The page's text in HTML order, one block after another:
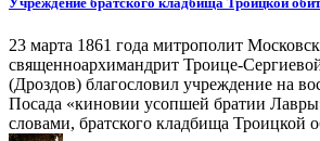
23 марта 1861 года митрополит
священноархимандрит Троице-
(Дроздов) благословил учреждение на
Посада «киновии усопшей братии
словами, братского кладбища Троицкой